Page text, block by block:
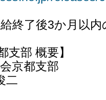
終了後3か月以
支部 概要】
京都支部
二